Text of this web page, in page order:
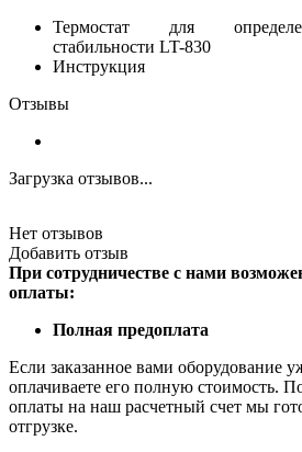
Термостат для
стабильности LT-830
Инструкция
Отзывы
Загрузка отзывов...
Нет отзывов
Добавить отзыв
При сотрудничестве с нами
оплаты:
Полная предоплата
Если заказанное вами оборудование
оплачиваете его полную стоимость.
оплаты на наш расчетный счет мы
отгрузке.